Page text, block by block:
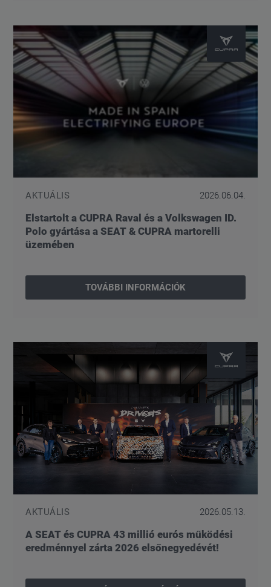
AKTUÁLIS 2026.06.04.
Elstartolt a CUPRA Raval és a Volkswagen ID.
Polo gyártása a SEAT & CUPRA martorelli
üzemében
TOVÁBBI INFORMÁCIÓK
AKTUÁLIS 2026.05.13.
A SEAT és CUPRA 43 millió eurós működési
eredménnyel zárta 2026 elsőnegyedévét!